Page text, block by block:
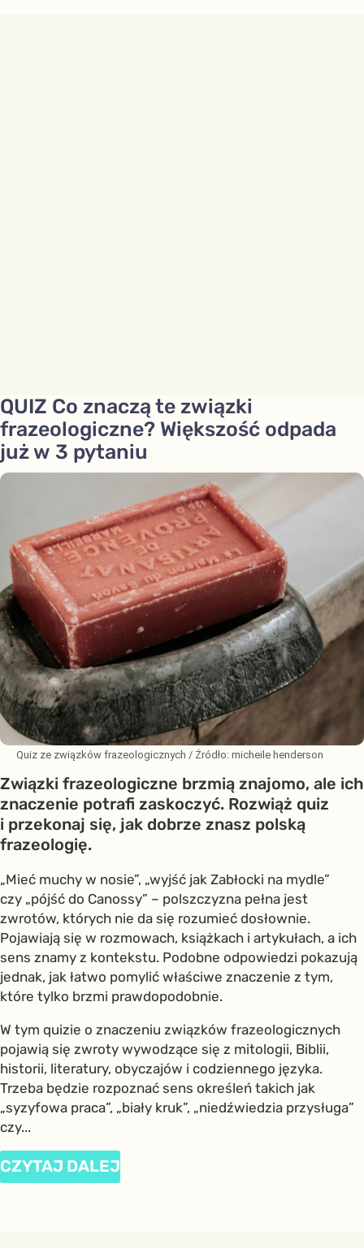
QUIZ Co znaczą te związki
frazeologiczne? Większość odpada
już w 3 pytaniu
Quiz ze związków frazeologicznych / Źródło: micheile henderson
Związki frazeologiczne brzmią znajomo, ale ich
znaczenie potrafi zaskoczyć. Rozwiąż quiz
i przekonaj się, jak dobrze znasz polską
frazeologię.
„Mieć muchy w nosie”, „wyjść jak Zabłocki na mydle”
czy „pójść do Canossy” – polszczyzna pełna jest
zwrotów, których nie da się rozumieć dosłownie.
Pojawiają się w rozmowach, książkach i artykułach, a ich
sens znamy z kontekstu. Podobne odpowiedzi pokazują
jednak, jak łatwo pomylić właściwe znaczenie z tym,
które tylko brzmi prawdopodobnie.
W tym quizie o znaczeniu związków frazeologicznych
pojawią się zwroty wywodzące się z mitologii, Biblii,
historii, literatury, obyczajów i codziennego języka.
Trzeba będzie rozpoznać sens określeń takich jak
„syzyfowa praca”, „biały kruk”, „niedźwiedzia przysługa”
czy...
CZYTAJ DALEJ